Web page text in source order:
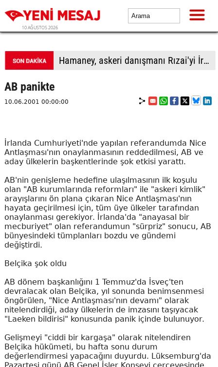
10 AĞUSTOS 2026
Trump: İran ile temasları fazla büyütmeden yürütüyoruz
AB panikte
10.06.2001 00:00:00
İrlanda Cumhuriyeti'nde yapılan referandumda Nice
Antlaşması'nın onaylanmasının reddedilmesi, AB ve
aday ülkelerin başkentlerinde şok etkisi yarattı.
AB'nin genişleme hedefine ulaşılmasının ilk koşulu
olan "AB kurumlarında reformları" ile "askeri kimlik"
arayışlarını ön plana çıkaran Nice Antlaşması'nın
hayata geçirilmesi için, tüm üye ülkeler tarafından
onaylanması gerekiyor. İrlanda'da "anayasal bir
mecburiyet" olan referandumun "sürpriz" sonucu, AB
bünyesindeki tümplanları bozdu ve gündemi
değiştirdi.
Belçika şok oldu
AB dönem başkanlığını 1 Temmuz'da İsveç'ten
devralacak olan Belçika, yıl sonunda benimsenmesi
öngörülen, "Nice Antlaşması'nın devamı" olarak
nitelendirdiği, aday ülkelerin de imzasını taşıyacak
"Laeken bildirisi" konusunda panik içinde bulunuyor.
Gelişmeyi "ciddi bir kargaşa" olarak nitelendiren
Belçika hükümeti, bu hafta sonu durum
değerlendirmesi yapacağını duyurdu. Lüksemburg'da